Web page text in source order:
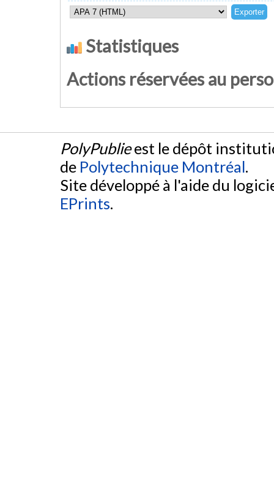
Statistiques
Actions réservées au
PolyPublieest le dépôt
de Polytechnique Montréal.
Site développé à l'aide du
EPrints.